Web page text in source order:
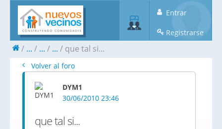
Entrar
Registrarse
... ... ... que tal si...
Volver al foro
DYM1
30/06/2010 23:46
que tal si...